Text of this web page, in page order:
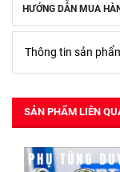
HƯỚNG DẪN MUA
Thông tin sản
SẢN PHẨM LIÊN